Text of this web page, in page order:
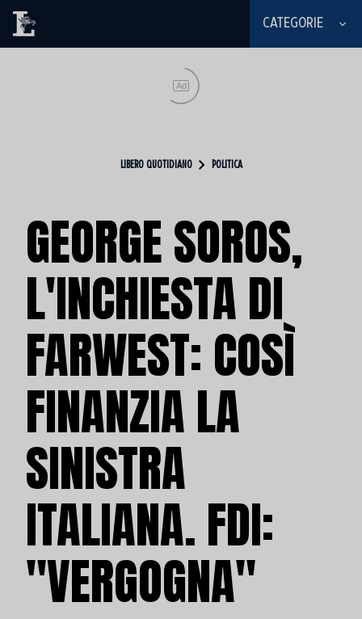
CATEGORIE
Ad
LIBERO QUOTIDIANO POLITICA
GEORGE SOROS,
L'INCHIESTA DI
FARWEST: COSÌ
FINANZIA LA
SINISTRA
ITALIANA. FDI:
"VERGOGNA"